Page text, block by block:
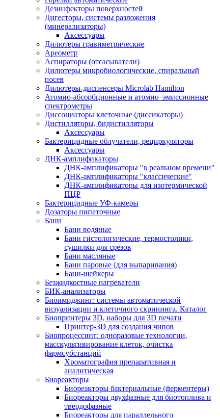
Дезинфекторы поверхностей
Дигесторы, системы разложения
(минерализаторы)
Аксессуары
Дилютеры гравиметрические
Ареометр
Аспираторы (отсасыватели)
Дилютеры микробиологические, спиральный
посев
Дилютеры-диспенсеры Microlab Hamilton
Атомно-абсорбционные и атомно–эмиссионные
спектрометры
Диссоциаторы клеточные (диссикаторы)
Дистилляторы, бидистилляторы
Аксессуары
Бактерицидные облучатели, рециркуляторы
Аксессуары
ДНК-амплификаторы
ДНК-амплификаторы "в реальном времени"
ДНК-амплификаторы "классические"
ДНК-амплификаторы для изотермической
ПЦР
Бактерицидные УФ-камеры
Дозаторы пипеточные
Бани
Бани водяные
Бани гистологические, термостолики,
сушилки для срезов
Бани масляные
Бани паровые (для выпаривания)
Бани-шейкеры
Безжидкостные нагреватели
БИК-анализаторы
Биоимиджинг: системы автоматической
визуализации и клеточного скрининга. Каталог
Биопринтеры 3D, наборы для 3D печати
Принтер-3D для создания чипов
Биопроцессинг: одноразовые технологии,
масскультивирование клеток, очистка
фармсубстанций
Хроматография препаративная и
аналитическая
Биореакторы
Биореакторы бактериальные (ферментеры)
Биореакторы двухфазные для биотоплива и
твердофазные
Биореакторы для параллельного